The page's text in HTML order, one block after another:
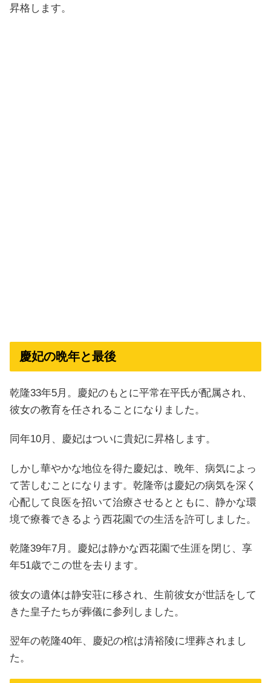
昇格します。
慶妃の晩年と最後
乾隆33年5月。慶妃のもとに平常在平氏が配属され、
彼女の教育を任されることになりました。
同年10月、慶妃はついに貴妃に昇格します。
しかし華やかな地位を得た慶妃は、晩年、病気によっ
て苦しむことになります。乾隆帝は慶妃の病気を深く
心配して良医を招いて治療させるとともに、静かな環
境で療養できるよう西花園での生活を許可しました。
乾隆39年7月。慶妃は静かな西花園で生涯を閉じ、享
年51歳でこの世を去ります。
彼女の遺体は静安荘に移され、生前彼女が世話をして
きた皇子たちが葬儀に参列しました。
翌年の乾隆40年、慶妃の棺は清裕陵に埋葬されまし
た。